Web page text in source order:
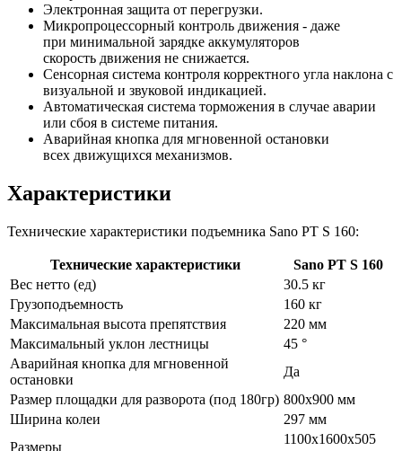
Электронная защита от перегрузки.
Микропроцессорный контроль движения - даже
при минимальной зарядке аккумуляторов
скорость движения не снижается.
Сенсорная система контроля корректного угла наклона с
визуальной и звуковой индикацией.
Автоматическая система торможения в случае аварии
или сбоя в системе питания.
Аварийная кнопка для мгновенной остановки
всех движущихся механизмов.
Характеристики
Технические характеристики подъемника Sano PT S 160:
Технические характеристики
Sano PT S 160
Вес нетто (ед)
30.5 кг
Грузоподъемность
160 кг
Максимальная высота препятствия
220 мм
Максимальный уклон лестницы
45 °
Аварийная кнопка для мгновенной
остановки
Да
Размер площадки для разворота (под 180гр) 800х900 мм
Ширина колеи
297 мм
Размеры
1100х1600х505